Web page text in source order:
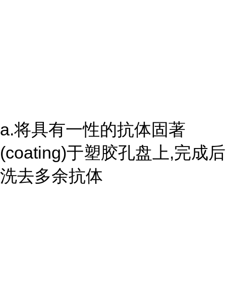
a.将具有一性的抗体固著
(coating)于塑胶孔盘上,完成后
洗去多余抗体